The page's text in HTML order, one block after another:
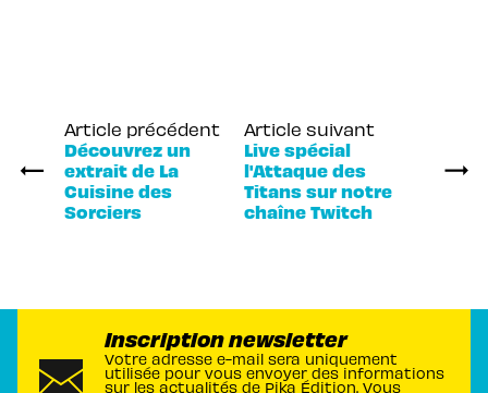
Article précédent
Découvrez un
extrait de La
Cuisine des
Sorciers
Article suivant
Live spécial
l'Attaque des
Titans sur notre
chaîne Twitch
Inscription newsletter
Votre adresse e-mail sera uniquement
utilisée pour vous envoyer des informations
sur les actualités de Pika Édition. Vous